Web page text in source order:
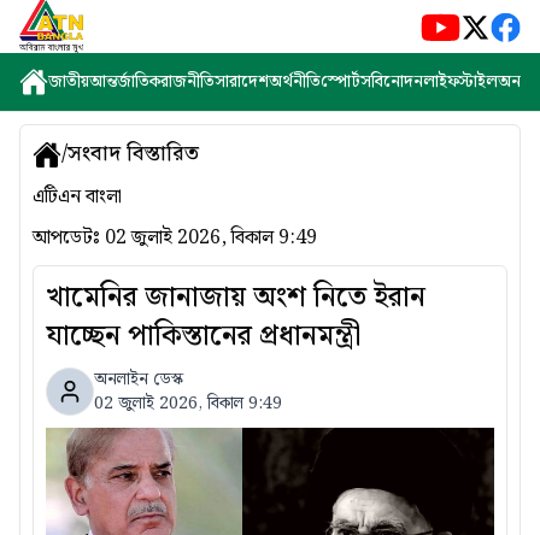
জাতীয়আন্তর্জাতিকরাজনীতিসারাদেশঅর্থনীতিস্পোর্টসবিনোদনলাইফস্টাইল
/সংবাদ বিস্তারিত
এটিএন বাংলা
আপডেটঃ 02 জুলাই 2026, বিকাল 9:49
খামেনির জানাজায় অংশ নিতে ইরান
যাচ্ছেন পাকিস্তানের প্রধানমন্ত্রী
অনলাইন ডেস্ক
02 জুলাই 2026, বিকাল 9:49